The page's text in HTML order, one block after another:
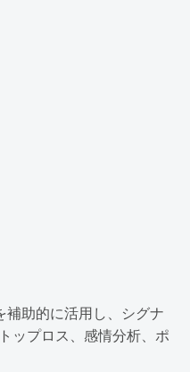
助的に活用し、シグナ
ップロス、感情分析、ポ